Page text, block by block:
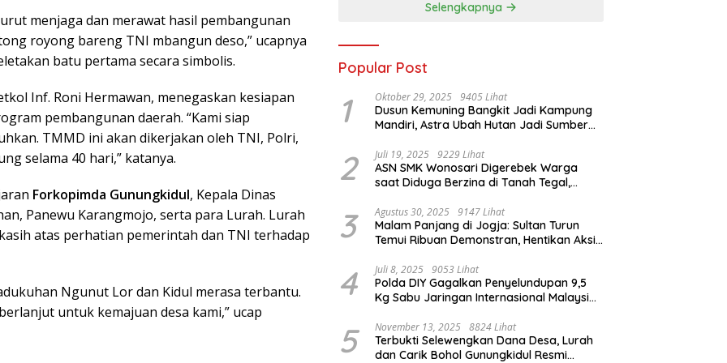
menjaga dan merawat hasil pembangunan
royong bareng TNI mbangun deso,” ucapnya
batu pertama secara simbolis.
Inf. Roni Hermawan, menegaskan kesiapan
pembangunan daerah. “Kami siap
TMMD ini akan dikerjakan oleh TNI, Polri,
selama 40 hari,” katanya.
Forkopimda Gunungkidul, Kepala Dinas
Panewu Karangmojo, serta para Lurah. Lurah
atas perhatian pemerintah dan TNI terhadap
Ngunut Lor dan Kidul merasa terbantu.
untuk kemajuan desa kami,” ucap
Selengkapnya
Popular Post
1 Oktober 29, 2025 9405 Lihat
Dusun Kemuning Bangkit Jadi Kampung
Mandiri, Astra Ubah Hutan Jadi Sumber
2 Juli 19, 2025 9229 Lihat
ASN SMK Wonosari Digerebek Warga
saat Diduga Berzina di Tanah Tegal,
3 Agustus 30, 2025 9147 Lihat
Malam Panjang di Jogja: Sultan Turun
Temui Ribuan Demonstran, Hentikan Aksi
4 Juli 8, 2025 9053 Lihat
Polda DIY Gagalkan Penyelundupan 9,5
Kg Sabu Jaringan Internasional Malaysia-
5 November 13, 2025 8824 Lihat
Terbukti Selewengkan Dana Desa, Lurah
dan Carik Bohol Gunungkidul Resmi